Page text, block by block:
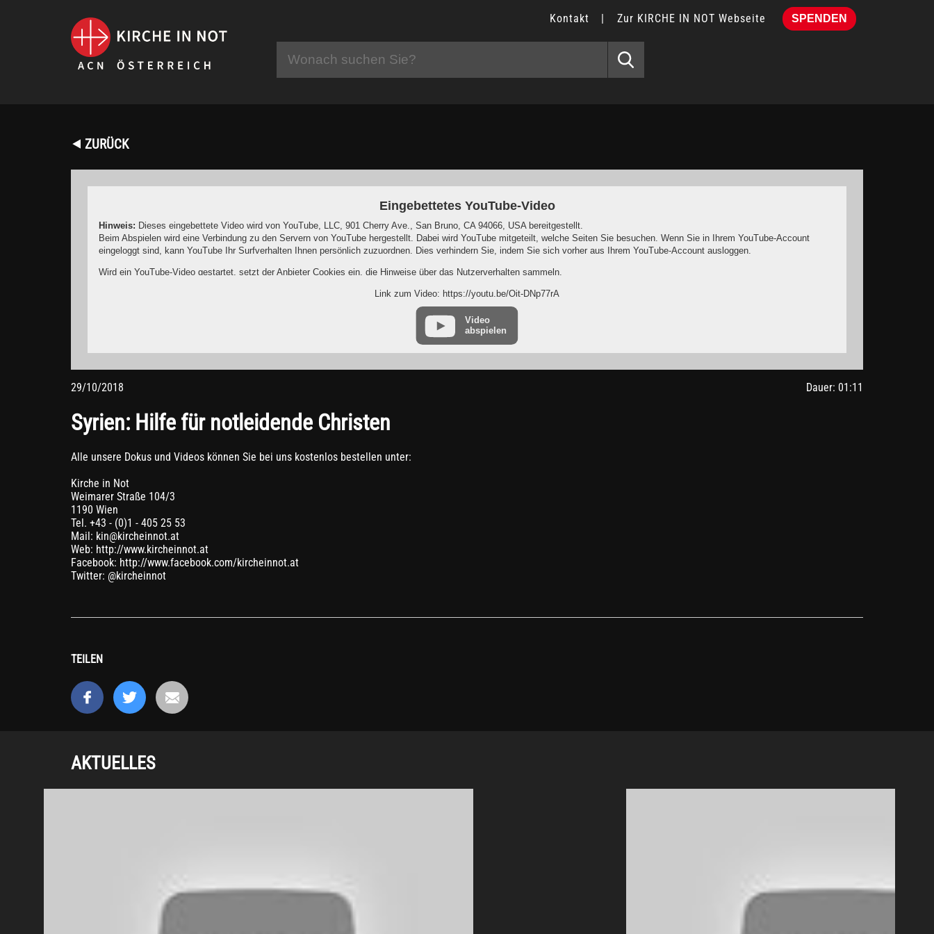
Kontakt | Zur KIRCHE IN NOT Webseite SPENDEN
⯇ ZURÜCK
Eingebettetes YouTube-Video
Hinweis: Dieses eingebettete Video wird von YouTube, LLC, 901 Cherry Ave., San Bruno, CA 94066, USA bereitgestellt.
Beim Abspielen wird eine Verbindung zu den Servern von YouTube hergestellt. Dabei wird YouTube mitgeteilt, welche Seiten Sie besuchen. Wenn Sie in Ihrem YouTube-Account
eingeloggt sind, kann YouTube Ihr Surfverhalten Ihnen persönlich zuzuordnen. Dies verhindern Sie, indem Sie sich vorher aus Ihrem YouTube-Account ausloggen.
Wird ein YouTube-Video gestartet, setzt der Anbieter Cookies ein, die Hinweise über das Nutzerverhalten sammeln.
Wer das Speichern von Cookies für das Google-Ads-Programm deaktiviert hat, wird auch beim Anschauen von YouTube-Videos mit keinen solchen Cookies rechnen müssen.
YouTube legt aber auch in anderen Cookies nicht-personenbezogene Nutzungsinformationen ab. Möchten Sie dies verhindern, so müssen Sie das Speichern von Cookies im Browser
Weitere Informationen zum Datenschutz bei „YouTube“ finden Sie in der Datenschutzerklärung des Anbieters unter:
Link zum Video: https://youtu.be/Oit-DNp77rA
Video
abspielen
29/10/2018 Dauer: 01:11
Syrien: Hilfe für notleidende Christen
Alle unsere Dokus und Videos können Sie bei uns kostenlos bestellen unter:
Kirche in Not
Weimarer Straße 104/3
1190 Wien
Tel. +43 - (0)1 - 405 25 53
Mail: kin@kircheinnot.at
Web: http://www.kircheinnot.at
Facebook: http://www.facebook.com/kircheinnot.at
Twitter: @kircheinnot
TEILEN
AKTUELLES